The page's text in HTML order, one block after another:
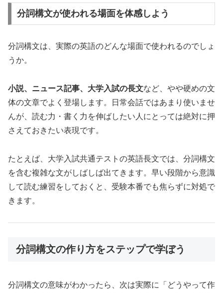
分詞構文が使われる場面を体感しよう
分詞構文は、実際の英語のどんな場面で使われるのでしょ
うか。
小説、ニュース記事、大学入試の長文など、やや硬めの文
体の文章でよく登場します。日常会話ではあまり使いませ
んが、読む力・書く力を伸ばしたい人にとっては絶対に押
さえておきたい表現です。
たとえば、大学入試共通テストの英語長文では、分詞構文
を含む複雑な文がしばしば出てきます。早い段階から意識
して読む練習をしておくと、受験本番でも焦らずに対処で
きます。
分詞構文の作り方をステップで学ぼう
分詞構文の意味がわかったら、次は実際に「どうやって作